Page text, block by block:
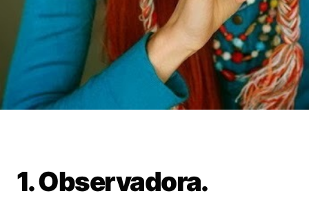
1. Observadora.